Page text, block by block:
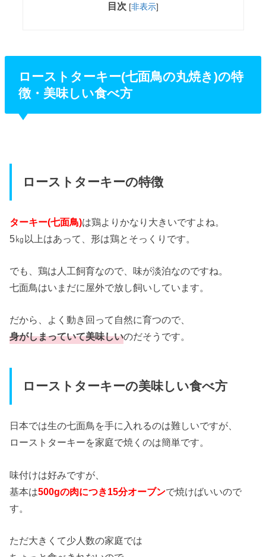
目次 [非表示]
ローストターキー(七面鳥の丸焼き)の特
徴・美味しい食べ方
ローストターキーの特徴
ターキー(七面鳥)は鶏よりかなり大きいですよね。
5㎏以上はあって、形は鶏とそっくりです。
でも、鶏は人工飼育なので、味が淡泊なのですね。
七面鳥はいまだに屋外で放し飼いしています。
だから、よく動き回って自然に育つので、
身がしまっていて美味しいのだそうです。
ローストターキーの美味しい食べ方
日本では生の七面鳥を手に入れるのは難しいですが、
ローストターキーを家庭で焼くのは簡単です。
味付けは好みですが、
基本は500gの肉につき15分オーブンで焼けばいいので
す。
ただ大きくて少人数の家庭では